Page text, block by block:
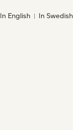
In English In Swedish